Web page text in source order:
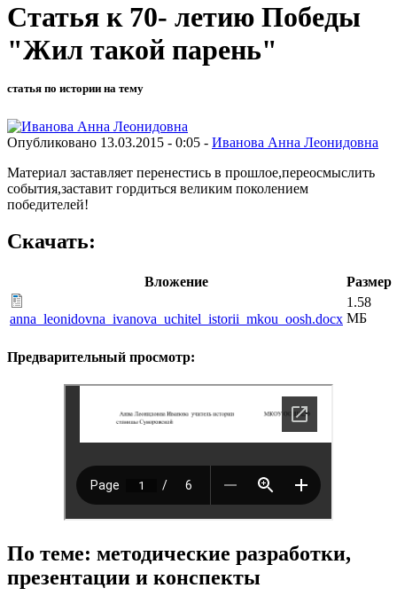
Статья к 70- летию Победы
"Жил такой парень"
статья по истории на тему
Опубликовано 13.03.2015 - 0:05 - Иванова Анна Леонидовна
Материал заставляет перенестись в прошлое,переосмыслить
события,заставит гордиться великим поколением
победителей!
Скачать:
Вложение Размер
anna_leonidovna_ivanova_uchitel_istorii_mkou_oosh.docx
1.58
МБ
Предварительный просмотр:
По теме: методические разработки,
презентации и конспекты